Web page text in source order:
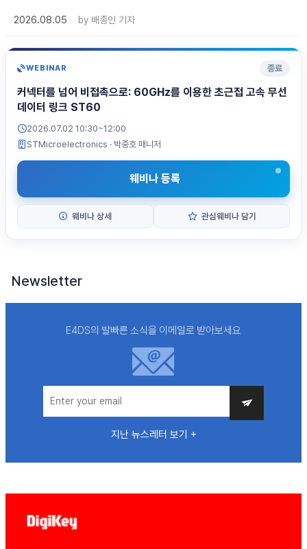
2026.08.05
by 배종인 기자
WEBINAR 종료
커넥터를 넘어 비접촉으로: 60GHz를 이용한 초근접 고속 무선
데이터 링크 ST60
2026.07.02 10:30~12:00
STMicroelectronics · 박중호 매니저
웨비나 등록
웨비나 상세 관심웨비나 담기
Newsletter
E4DS의 발빠른 소식을 이메일로 받아보세요
지난 뉴스레터 보기 +